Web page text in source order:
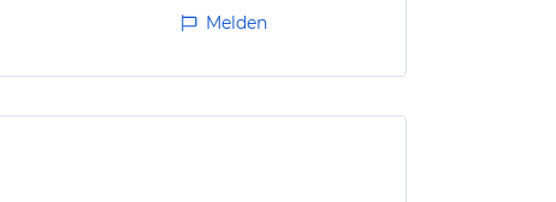
Melden